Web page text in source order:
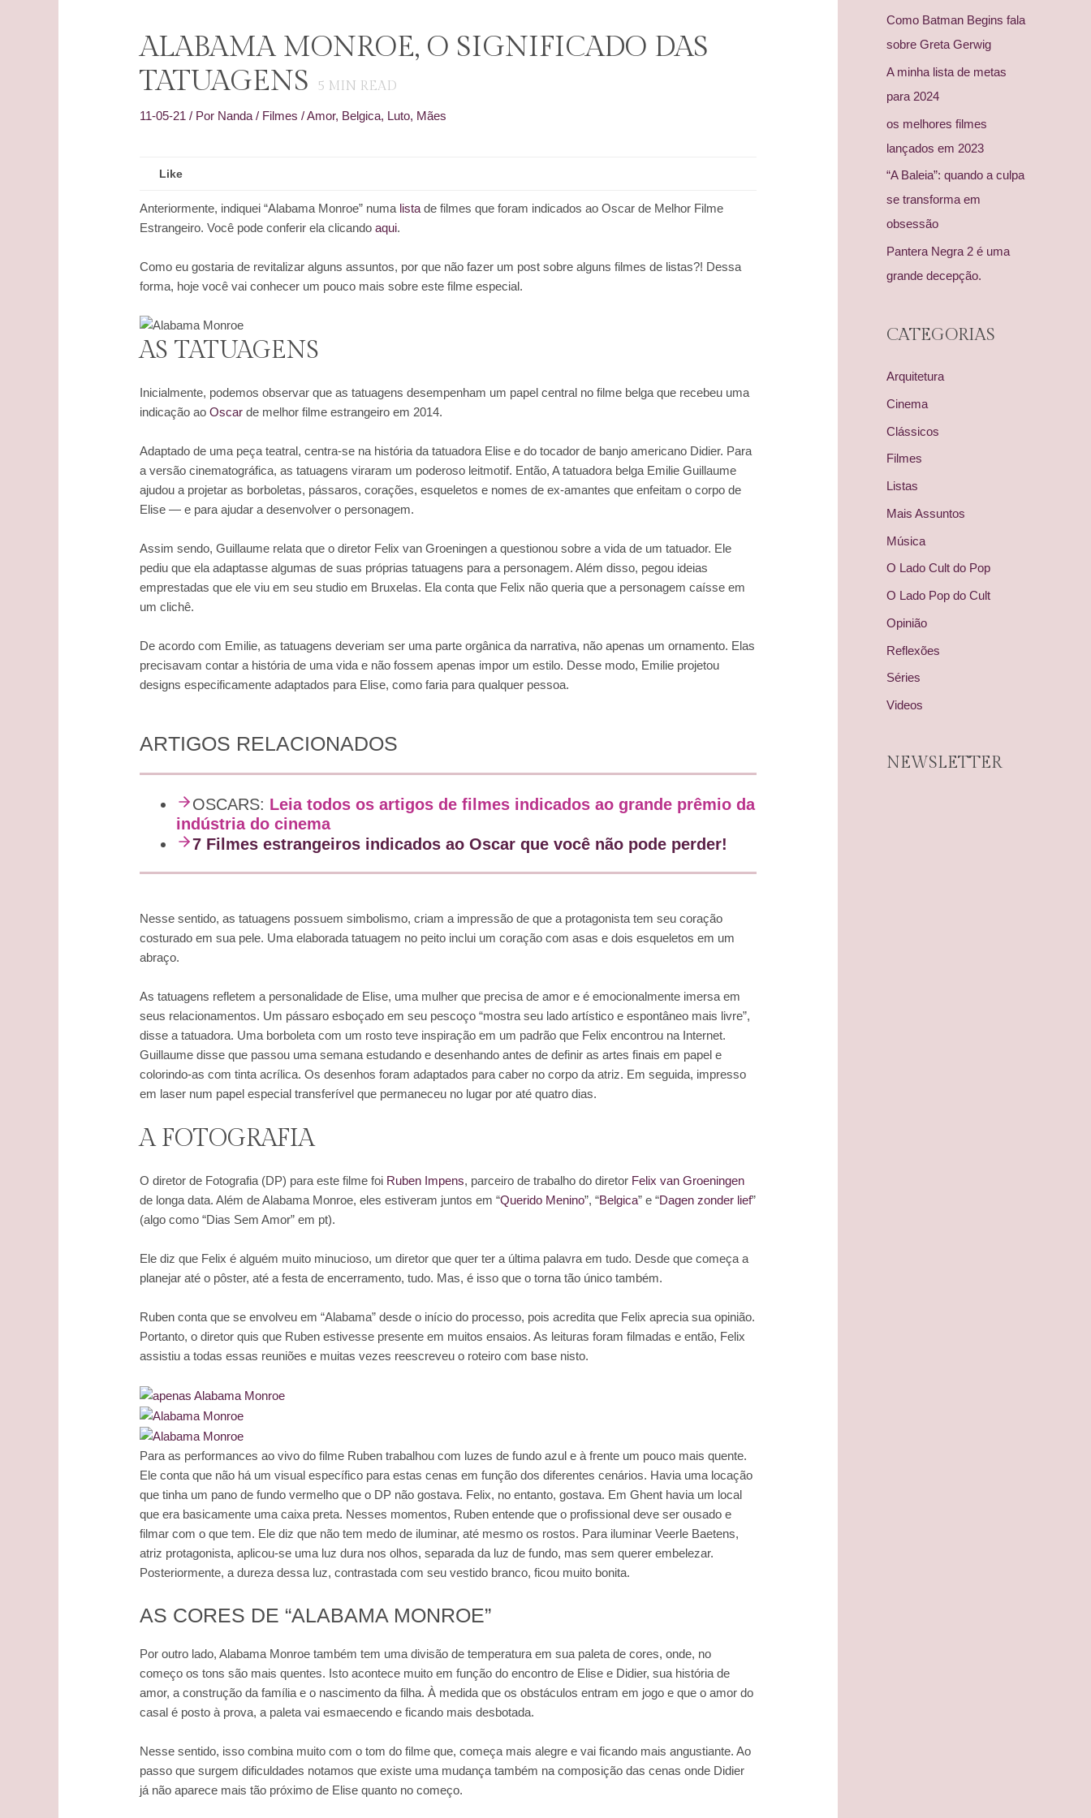
ALABAMA MONROE, O SIGNIFICADO DAS
TATUAGENS
5 MIN READ
11-05-21/ Por Nanda/ Filmes /Amor, Belgica, Luto, Mães
Like
Anteriormente, indiquei “Alabama Monroe” numa listade filmes que foram indicados ao Oscar de Melhor Filme
Estrangeiro. Você pode conferir ela clicandoaqui.
Como eu gostaria de revitalizar alguns assuntos, por que não fazer um post sobre alguns filmes de listas?! Dessa
forma, hoje você vai conhecer um pouco mais sobre este filme especial.
AS TATUAGENS
Inicialmente, podemos observar que as tatuagens desempenham um papel central no filme belga que recebeu uma
indicação aoOscarde melhor filme estrangeiro em 2014.
Adaptado de uma peça teatral, centra-se na história da tatuadora Elise e do tocador de banjo americano Didier. Para
a versão cinematográfica, as tatuagens viraram um poderoso leitmotif. Então, A tatuadora belga Emilie Guillaume
ajudou a projetar as borboletas, pássaros, corações, esqueletos e nomes de ex-amantes que enfeitam o corpo de
Elise — e para ajudar a desenvolver o personagem.
Assim sendo, Guillaume relata que o diretor Felix van Groeningen a questionou sobre a vida de um tatuador. Ele
pediu que ela adaptasse algumas de suas próprias tatuagens para a personagem. Além disso, pegou ideias
emprestadas que ele viu em seu studio em Bruxelas. Ela conta que Felix não queria que a personagem caísse em
um clichê.
De acordo com Emilie, as tatuagens deveriam ser uma parte orgânica da narrativa, não apenas um ornamento. Elas
precisavam contar a história de uma vida e não fossem apenas impor um estilo. Desse modo, Emilie projetou
designs especificamente adaptados para Elise, como faria para qualquer pessoa.
ARTIGOS RELACIONADOS
OSCARS: Leia todos os artigos de filmes indicados ao grande prêmio da
indústria do cinema
7 Filmes estrangeiros indicados ao Oscar que você não pode perder!
Nesse sentido, as tatuagens possuem simbolismo, criam a impressão de que a protagonista tem seu coração
costurado em sua pele. Uma elaborada tatuagem no peito inclui um coração com asas e dois esqueletos em um
abraço.
As tatuagens refletem a personalidade de Elise, uma mulher que precisa de amor e é emocionalmente imersa em
seus relacionamentos. Um pássaro esboçado em seu pescoço “mostra seu lado artístico e espontâneo mais livre”,
disse a tatuadora. Uma borboleta com um rosto teve inspiração em um padrão que Felix encontrou na Internet.
Guillaume disse que passou uma semana estudando e desenhando antes de definir as artes finais em papel e
colorindo-as com tinta acrílica. Os desenhos foram adaptados para caber no corpo da atriz. Em seguida, impresso
em laser num papel especial transferível que permaneceu no lugar por até quatro dias.
A FOTOGRAFIA
O diretor de Fotografia (DP) para este filme foi Ruben Impens, parceiro de trabalho do diretor Felix van Groeningen
de longa data. Além de Alabama Monroe, eles estiveram juntos em “Querido Menino”, “Belgica” e “Dagen zonder lief”
(algo como “Dias Sem Amor” em pt).
Ele diz que Felix é alguém muito minucioso, um diretor que quer ter a última palavra em tudo. Desde que começa a
planejar até o pôster, até a festa de encerramento, tudo. Mas, é isso que o torna tão único também.
Ruben conta que se envolveu em “Alabama” desde o início do processo, pois acredita que Felix aprecia sua opinião.
Portanto, o diretor quis que Ruben estivesse presente em muitos ensaios. As leituras foram filmadas e então, Felix
assistiu a todas essas reuniões e muitas vezes reescreveu o roteiro com base nisto.
Para as performances ao vivo do filme Ruben trabalhou com luzes de fundo azul e à frente um pouco mais quente.
Ele conta que não há um visual específico para estas cenas em função dos diferentes cenários. Havia uma locação
que tinha um pano de fundo vermelho que o DP não gostava. Felix, no entanto, gostava. Em Ghent havia um local
que era basicamente uma caixa preta. Nesses momentos, Ruben entende que o profissional deve ser ousado e
filmar com o que tem. Ele diz que não tem medo de iluminar, até mesmo os rostos. Para iluminar Veerle Baetens,
atriz protagonista, aplicou-se uma luz dura nos olhos, separada da luz de fundo, mas sem querer embelezar.
Posteriormente, a dureza dessa luz, contrastada com seu vestido branco, ficou muito bonita.
AS CORES DE “ALABAMA MONROE”
Por outro lado, Alabama Monroe também tem uma divisão de temperatura em sua paleta de cores, onde, no
começo os tons são mais quentes. Isto acontece muito em função do encontro de Elise e Didier, sua história de
amor, a construção da família e o nascimento da filha. À medida que os obstáculos entram em jogo e que o amor do
casal é posto à prova, a paleta vai esmaecendo e ficando mais desbotada.
Nesse sentido, isso combina muito com o tom do filme que, começa mais alegre e vai ficando mais angustiante. Ao
passo que surgem dificuldades notamos que existe uma mudança também na composição das cenas onde Didier
já não aparece mais tão próximo de Elise quanto no começo.
Como Batman Begins fala
sobre Greta Gerwig
A minha lista de metas
para 2024
os melhores filmes
lançados em 2023
“A Baleia”: quando a culpa
se transforma em
obsessão
Pantera Negra 2 é uma
grande decepção.
CATEGORIAS
Arquitetura
Cinema
Clássicos
Filmes
Listas
Mais Assuntos
Música
O Lado Cult do Pop
O Lado Pop do Cult
Opinião
Reflexões
Séries
Videos
NEWSLETTER